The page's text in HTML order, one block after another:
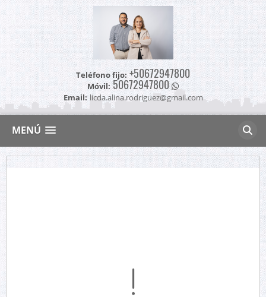
Teléfono fijo: +50672947800
Móvil: 50672947800
Email: licda.alina.rodriguez@gmail.com
MENÚ